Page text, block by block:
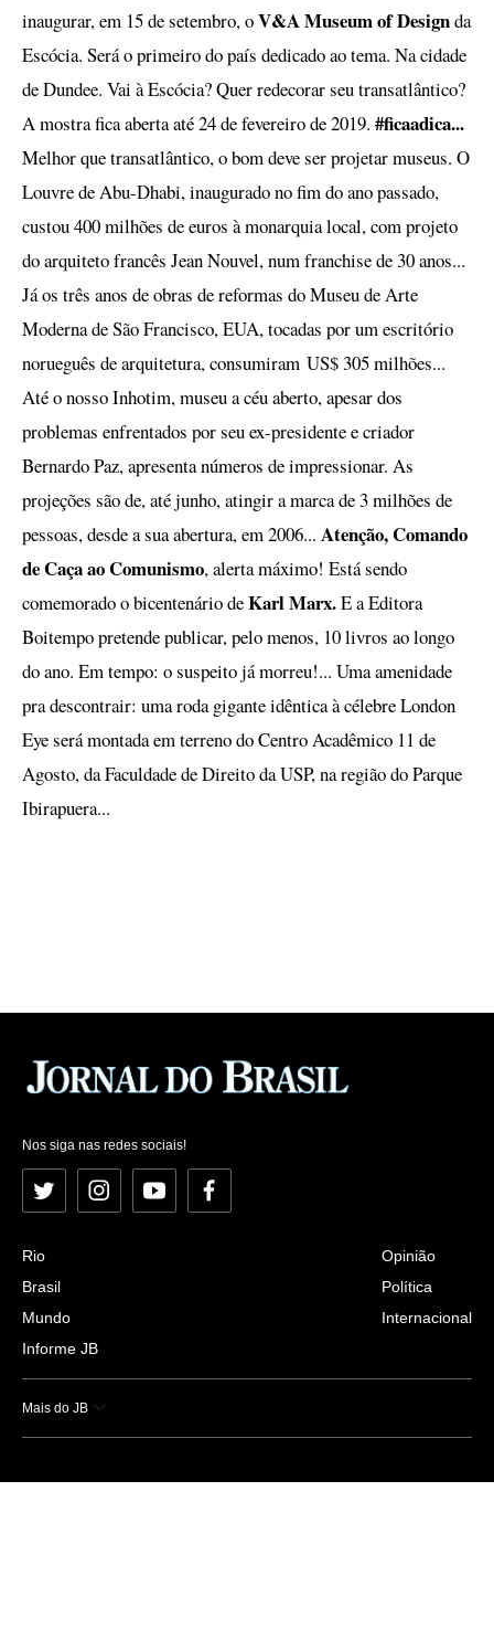
inaugurar, em 15 de setembro, oV&A Museum of Designda
Escócia. Será o primeiro do país dedicado ao tema. Na cidade
de Dundee. Vai à Escócia? Quer redecorar seu transatlântico?
A mostra fica aberta até 24 de fevereiro de 2019. #ficaadica...
Melhor que transatlântico, o bom deve ser projetar museus. O
Louvre de Abu-Dhabi, inaugurado no fim do ano passado,
custou 400 milhões de euros à monarquia local, com projeto
do arquiteto francês Jean Nouvel, num franchise de 30 anos...
Já os três anos de obras de reformas do Museu de Arte
Moderna de São Francisco, EUA, tocadas por um escritório
norueguês de arquitetura, consumiram US$ 305 milhões...
Até o nosso Inhotim, museu a céu aberto, apesar dos
problemas enfrentados por seu ex-presidente e criador
Bernardo Paz, apresenta números de impressionar. As
projeções são de, até junho, atingir a marca de 3 milhões de
pessoas, desde a sua abertura, em 2006... Atenção, Comando
de Caça ao Comunismo, alerta máximo! Está sendo
comemorado o bicentenário deKarl Marx.E a Editora
Boitempo pretende publicar, pelo menos, 10 livros ao longo
do ano. Em tempo: o suspeito já morreu!... Uma amenidade
pra descontrair: uma roda gigante idêntica à célebre London
Eye será montada em terreno do Centro Acadêmico 11 de
Agosto, da Faculdade de Direito da USP, na região do Parque
Ibirapuera...
Nos siga nas redes sociais!
Twitter InstagramYouTubeFacebook
Rio
Brasil
Mundo
Informe JB
Opinião
Política
Internacional
Mais do JB
Esportes